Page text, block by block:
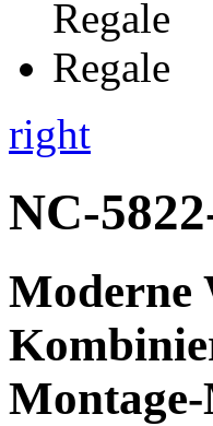
right
NC-
Moderne